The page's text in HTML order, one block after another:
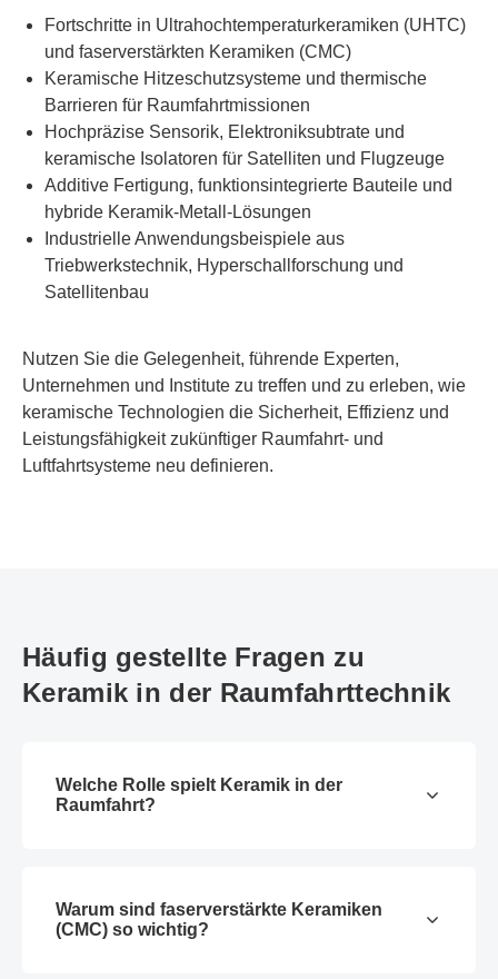
Fortschritte in Ultrahochtemperaturkeramiken (UHTC)
und faserverstärkten Keramiken (CMC)
Keramische Hitzeschutzsysteme und thermische
Barrieren für Raumfahrtmissionen
Hochpräzise Sensorik, Elektroniksubtrate und
keramische Isolatoren für Satelliten und Flugzeuge
Additive Fertigung, funktionsintegrierte Bauteile und
hybride Keramik-Metall-Lösungen
Industrielle Anwendungsbeispiele aus
Triebwerkstechnik, Hyperschallforschung und
Satellitenbau
Nutzen Sie die Gelegenheit, führende Experten,
Unternehmen und Institute zu treffen und zu erleben, wie
keramische Technologien die Sicherheit, Effizienz und
Leistungsfähigkeit zukünftiger Raumfahrt- und
Luftfahrtsysteme neu definieren.
Häufig gestellte Fragen zu
Keramik in der Raumfahrttechnik
Welche Rolle spielt Keramik in der
Raumfahrt?
Warum sind faserverstärkte Keramiken
(CMC) so wichtig?